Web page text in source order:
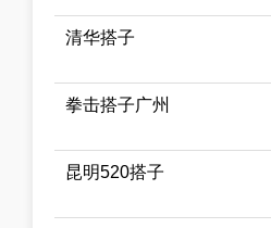
清华搭子
拳击搭子广州
昆明520搭子